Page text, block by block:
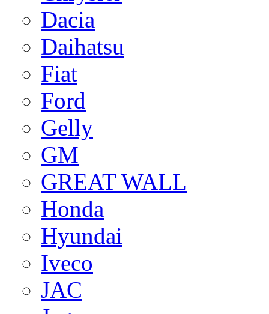
Dacia
Daihatsu
Fiat
Ford
Gelly
GM
GREAT WALL
Honda
Hyundai
Iveco
JAC